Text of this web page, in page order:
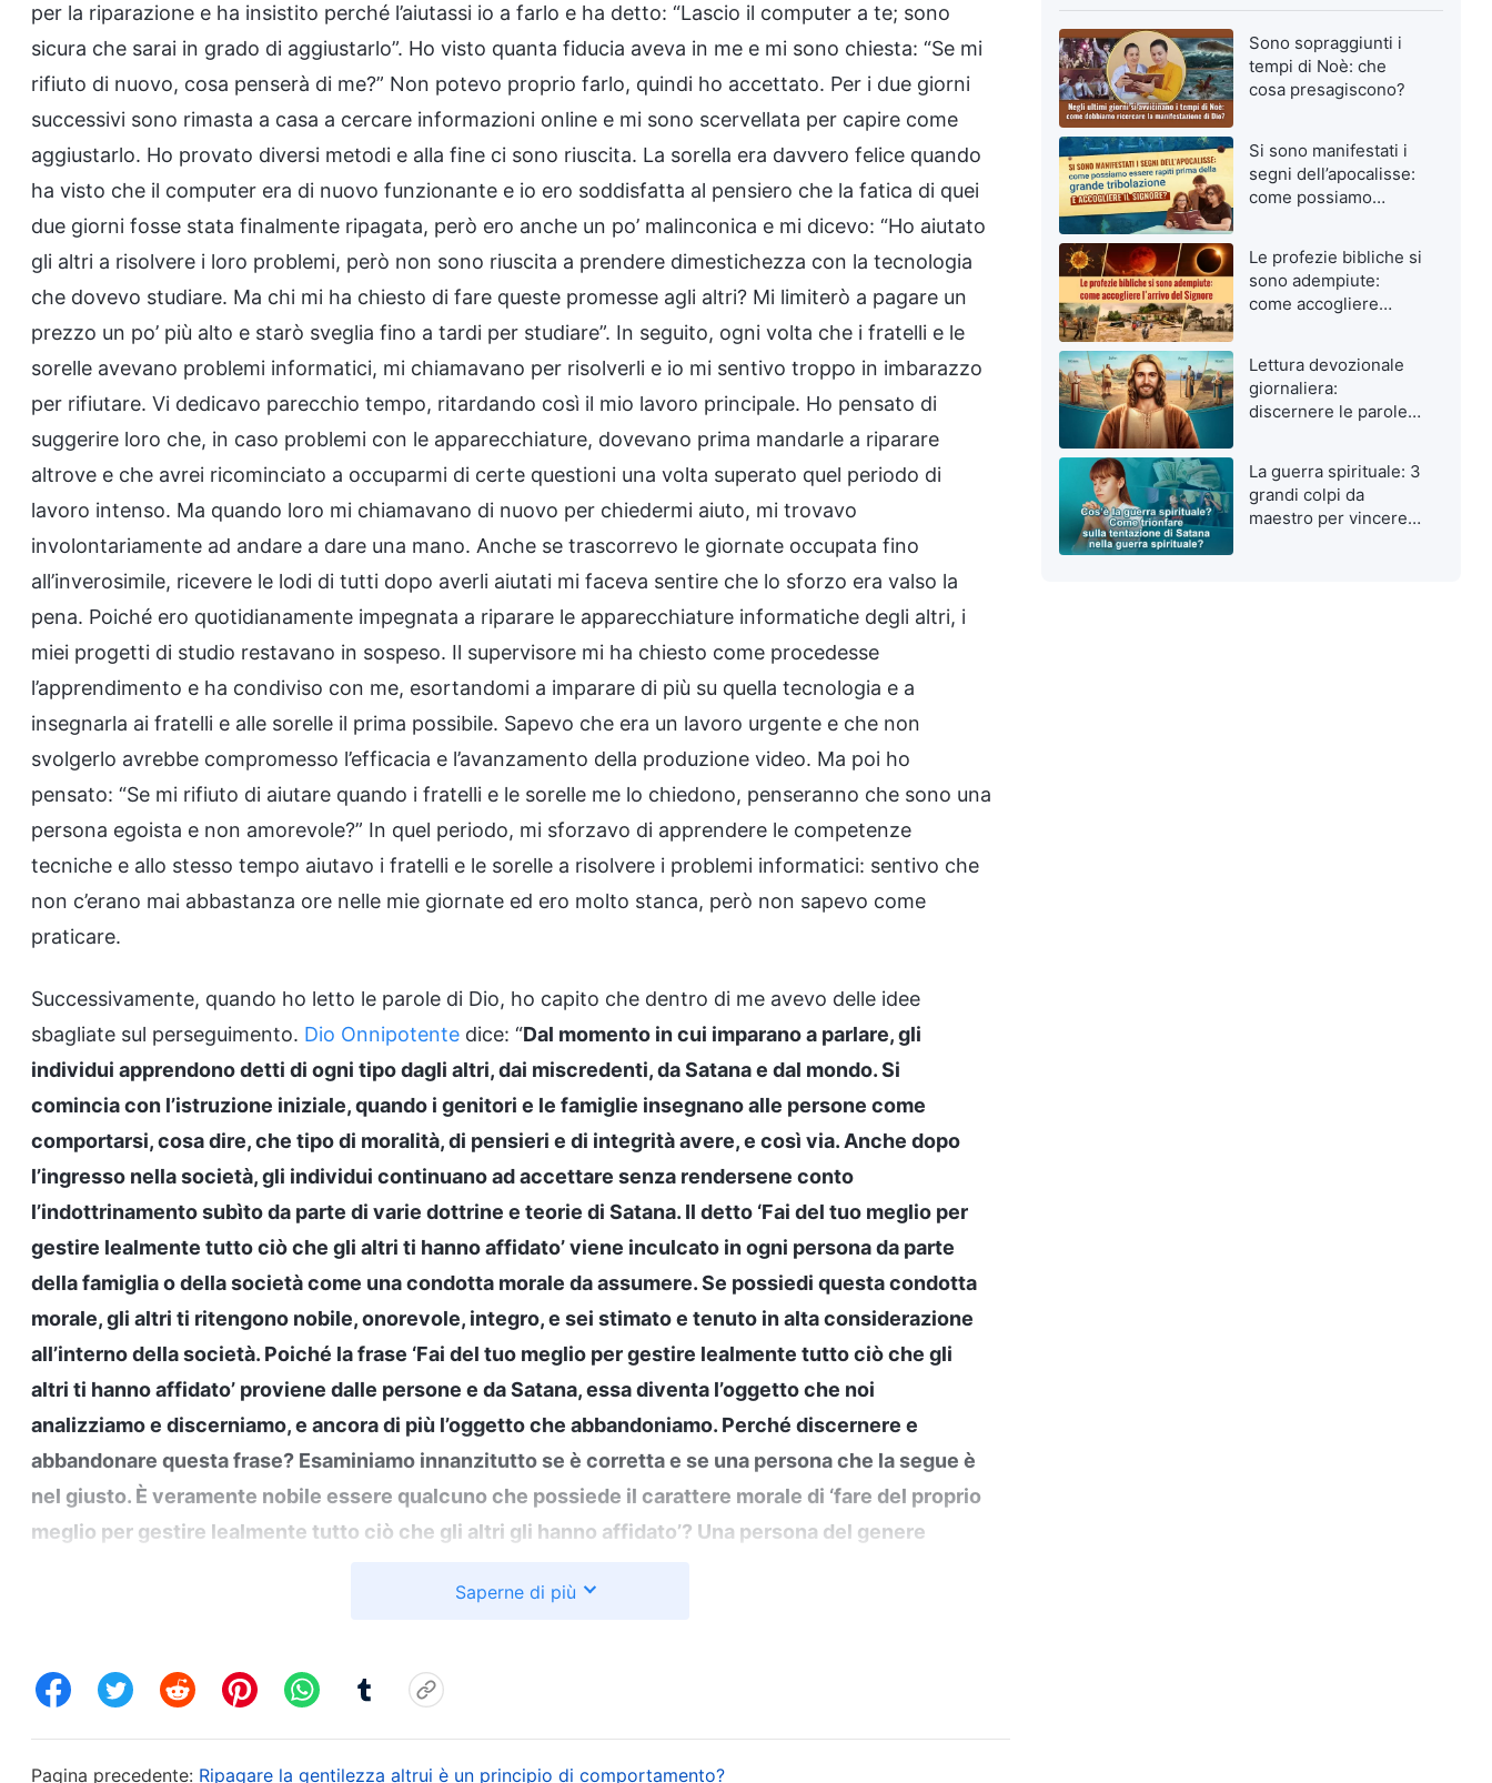
per la riparazione e ha insistito perché l’aiutassi io a farlo e ha detto: “Lascio il computer a te; sono
sicura che sarai in grado di aggiustarlo”. Ho visto quanta fiducia aveva in me e mi sono chiesta: “Se mi
rifiuto di nuovo, cosa penserà di me?” Non potevo proprio farlo, quindi ho accettato. Per i due giorni
successivi sono rimasta a casa a cercare informazioni online e mi sono scervellata per capire come
aggiustarlo. Ho provato diversi metodi e alla fine ci sono riuscita. La sorella era davvero felice quando
ha visto che il computer era di nuovo funzionante e io ero soddisfatta al pensiero che la fatica di quei
due giorni fosse stata finalmente ripagata, però ero anche un po’ malinconica e mi dicevo: “Ho aiutato
gli altri a risolvere i loro problemi, però non sono riuscita a prendere dimestichezza con la tecnologia
che dovevo studiare. Ma chi mi ha chiesto di fare queste promesse agli altri? Mi limiterò a pagare un
prezzo un po’ più alto e starò sveglia fino a tardi per studiare”. In seguito, ogni volta che i fratelli e le
sorelle avevano problemi informatici, mi chiamavano per risolverli e io mi sentivo troppo in imbarazzo
per rifiutare. Vi dedicavo parecchio tempo, ritardando così il mio lavoro principale. Ho pensato di
suggerire loro che, in caso problemi con le apparecchiature, dovevano prima mandarle a riparare
altrove e che avrei ricominciato a occuparmi di certe questioni una volta superato quel periodo di
lavoro intenso. Ma quando loro mi chiamavano di nuovo per chiedermi aiuto, mi trovavo
involontariamente ad andare a dare una mano. Anche se trascorrevo le giornate occupata fino
all’inverosimile, ricevere le lodi di tutti dopo averli aiutati mi faceva sentire che lo sforzo era valso la
pena. Poiché ero quotidianamente impegnata a riparare le apparecchiature informatiche degli altri, i
miei progetti di studio restavano in sospeso. Il supervisore mi ha chiesto come procedesse
l’apprendimento e ha condiviso con me, esortandomi a imparare di più su quella tecnologia e a
insegnarla ai fratelli e alle sorelle il prima possibile. Sapevo che era un lavoro urgente e che non
svolgerlo avrebbe compromesso l’efficacia e l’avanzamento della produzione video. Ma poi ho
pensato: “Se mi rifiuto di aiutare quando i fratelli e le sorelle me lo chiedono, penseranno che sono una
persona egoista e non amorevole?” In quel periodo, mi sforzavo di apprendere le competenze
tecniche e allo stesso tempo aiutavo i fratelli e le sorelle a risolvere i problemi informatici: sentivo che
non c’erano mai abbastanza ore nelle mie giornate ed ero molto stanca, però non sapevo come
praticare.
Successivamente, quando ho letto le parole di Dio, ho capito che dentro di me avevo delle idee
sbagliate sul perseguimento. Dio Onnipotente dice: “Dal momento in cui imparano a parlare, gli
individui apprendono detti di ogni tipo dagli altri, dai miscredenti, da Satana e dal mondo. Si
comincia con l’istruzione iniziale, quando i genitori e le famiglie insegnano alle persone come
comportarsi, cosa dire, che tipo di moralità, di pensieri e di integrità avere, e così via. Anche dopo
l’ingresso nella società, gli individui continuano ad accettare senza rendersene conto
l’indottrinamento subìto da parte di varie dottrine e teorie di Satana. Il detto ‘Fai del tuo meglio per
gestire lealmente tutto ciò che gli altri ti hanno affidato’ viene inculcato in ogni persona da parte
della famiglia o della società come una condotta morale da assumere. Se possiedi questa condotta
morale, gli altri ti ritengono nobile, onorevole, integro, e sei stimato e tenuto in alta considerazione
all’interno della società. Poiché la frase ‘Fai del tuo meglio per gestire lealmente tutto ciò che gli
altri ti hanno affidato’ proviene dalle persone e da Satana, essa diventa l’oggetto che noi
analizziamo e discerniamo, e ancora di più l’oggetto che abbandoniamo. Perché discernere e
abbandonare questa frase? Esaminiamo innanzitutto se è corretta e se una persona che la segue è
nel giusto. È veramente nobile essere qualcuno che possiede il carattere morale di ‘fare del proprio
meglio per gestire lealmente tutto ciò che gli altri gli hanno affidato’? Una persona del genere
creati dovrebbero avere? Capite tutti la frase ‘Fai del tuo meglio per gestire lealmente tutto ciò che
quando qualcuno ci affida un compito, non dovremmo lesinare alcuno sforzo per portarlo a termine.)
Non dovrebbe essere così? Se qualcuno ti affida un compito, non ha forse un’alta considerazione di
te? Ti stima, crede in te e ti ritiene degno di fiducia. Quindi, qualunque compito gli altri ti affidino,
Saperne di più
Pagina precedente: Ripagare la gentilezza altrui è un principio di comportamento?
Sono sopraggiunti i
tempi di Noè: che
cosa presagiscono?
Si sono manifestati i
segni dell’apocalisse:
come possiamo
tribolazione e
accogliere il Signore?
Le profezie bibliche si
sono adempiute:
come accogliere
Lettura devozionale
giornaliera:
discernere le parole
La guerra spirituale: 3
grandi colpi da
maestro per vincere